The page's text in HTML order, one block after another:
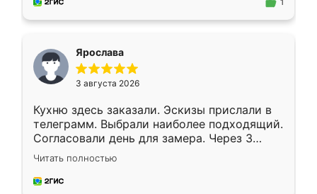
1
Ярослава
3 августа 2026
Кухню здесь заказали. Эскизы прислали в
телеграмм. Выбрали наиболее подходящий.
Согласовали день для замера. Через 3
недели кухня была уже готова. Остались
довольны работой. Спасибо Ренессанс
мебель за качественную работу!
Читать полностью